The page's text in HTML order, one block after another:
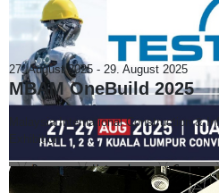
27. August 2025 - 29. August 2025
MBAM OneBuild 2025
Malaysia International Construction &
Exhibition